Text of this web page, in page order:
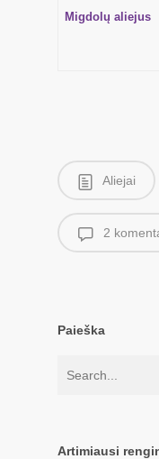
Migdolų aliejus
Aliejai
2
Paieška
Artimiausi